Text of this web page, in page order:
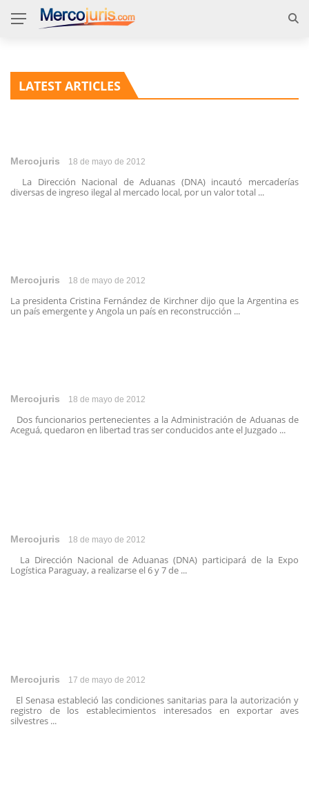
LATEST ARTICLES
Mercojuris 18 de mayo de 2012
La Dirección Nacional de Aduanas (DNA) incautó mercaderías
diversas de ingreso ilegal al mercado local, por un valor total ...
Mercojuris 18 de mayo de 2012
La presidenta Cristina Fernández de Kirchner dijo que la Argentina es
un país emergente y Angola un país en reconstrucción ...
Mercojuris 18 de mayo de 2012
Dos funcionarios pertenecientes a la Administración de Aduanas de
Aceguá, quedaron en libertad tras ser conducidos ante el Juzgado ...
Mercojuris 18 de mayo de 2012
La Dirección Nacional de Aduanas (DNA) participará de la Expo
Logística Paraguay, a realizarse el 6 y 7 de ...
Mercojuris 17 de mayo de 2012
El Senasa estableció las condiciones sanitarias para la autorización y
registro de los establecimientos interesados en exportar aves
silvestres ...